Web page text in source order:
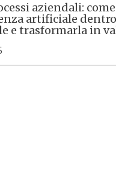
aziendali:
artificiale
e trasformarla in